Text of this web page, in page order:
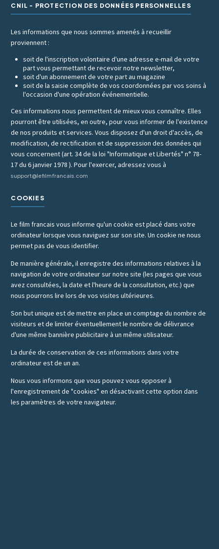
CNIL - PROTECTION DES DONNÉES PERSONNELLES
Les informations que nous sommes amenés à recueillir
proviennent :
soit de l'inscription volontaire d'une adresse e-mail de votre
part vous permettant de recevoir notre newsletter,
soit d'un abonnement de votre part au magazine
soit de la saisie complète de vos coordonnées par vos soins à
l'occasion d'une opération événementielle.
Ces informations nous permettent de mieux vous connaître. Elles
pourront être utilisées, en outre, pour vous informer de l'existence
de nos produits et services. Vous disposez d'un droit d'accès, de
modification, de rectification et de suppression des données qui
vous concernent (art. 34 de la loi "Informatique et Libertés" n° 78-
17 du 6 janvier 1978 ). Pour l'exercer, adressez vous à
support@lefilmfrancais.com
COOKIES
Le film francais vous informe qu'un cookie est placé dans votre
ordinateur lorsque vous naviguez sur son site. Un cookie ne nous
permet pas de vous identifier.
De manière générale, il enregistre des informations relatives à la
navigation de votre ordinateur sur notre site (les pages que vous
avez consultées, la date et l'heure de la consultation, etc.) que
nous pourrons lire lors de vos visites ultérieures.
Son but unique est de mettre en place un comptage du nombre de
visiteurs et de limiter éventuellement le nombre de délivrance
d'une même bannière publicitaire à un même utilisateur.
La durée de conservation de ces informations dans votre
ordinateur est de un an.
Nous vous informons que vous pouvez vous opposer à
l'enregistrement de "cookies" en désactivant cette option dans
les paramètres de votre navigateur.